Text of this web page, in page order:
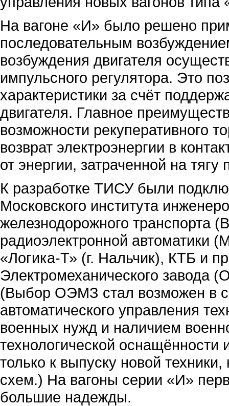
На вагоне «И» было решено
последовательным
возбуждения двигателя
импульсного регулятора. Это
характеристики за счёт
двигателя. Главное
возможности рекуперативного
возврат электроэнергии в
от энергии, затраченной на тягу
К разработке ТИСУ были
Московского института
железнодорожного транспорта
радиоэлектронной автоматики
«Логика-Т» (г. Нальчик), КТБ и
Электромеханического завода
(Выбор ОЭМЗ стал возможен в
автоматического управления
военных нужд и наличием
технологической
только к выпуску новой
схем.) На вагоны серии «И»
большие надежды.